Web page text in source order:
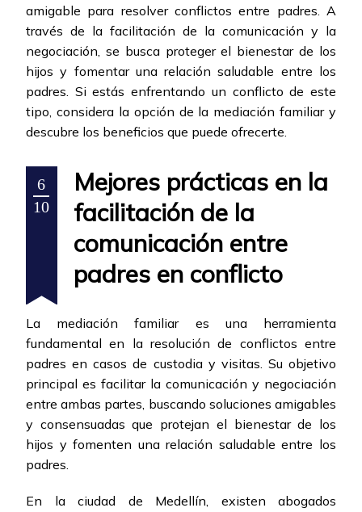
amigable para resolver conflictos entre padres. A
través de la facilitación de la comunicación y la
negociación, se busca proteger el bienestar de los
hijos y fomentar una relación saludable entre los
padres. Si estás enfrentando un conflicto de este
tipo, considera la opción de la mediación familiar y
descubre los beneficios que puede ofrecerte.
6
10
Mejores prácticas en la
facilitación de la
comunicación entre
padres en conflicto
La mediación familiar es una herramienta
fundamental en la resolución de conflictos entre
padres en casos de custodia y visitas. Su objetivo
principal es facilitar la comunicación y negociación
entre ambas partes, buscando soluciones amigables
y consensuadas que protejan el bienestar de los
hijos y fomenten una relación saludable entre los
padres.
En la ciudad de Medellín, existen abogados